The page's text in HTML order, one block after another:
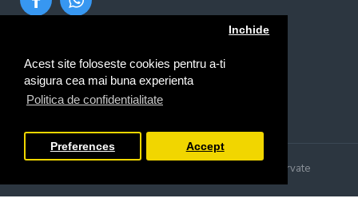
Acest site foloseste cookies pentru a-ti
asigura cea mai buna experienta
Politica de confidentialitate
Inchide
Preferences Accept
Copyright © 2024, Irigatii.ro, Toate drepturile rezervate